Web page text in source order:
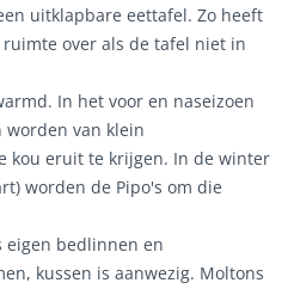
uitklapbare eettafel. Zo heeft
over als de tafel niet in
In het voor en naseizoen
worden van klein
kou eruit te krijgen. In de winter
worden de Pipo's om die
eigen bedlinnen en
kussen is aanwezig. Moltons